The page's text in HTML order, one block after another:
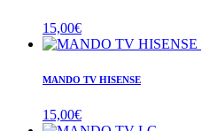
15,00€
MANDO TV HISENSE
15,00€